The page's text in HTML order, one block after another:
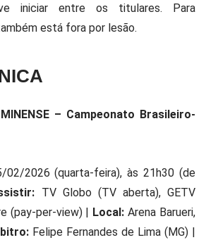
iniciar entre os titulares. Para
está fora por lesão.
– Campeonato Brasileiro-
2026 (quarta-feira), às 21h30 (de
TV Globo (TV aberta), GETV
(pay-per-view) |
Local: Arena Barueri,
Felipe Fernandes de Lima (MG) |